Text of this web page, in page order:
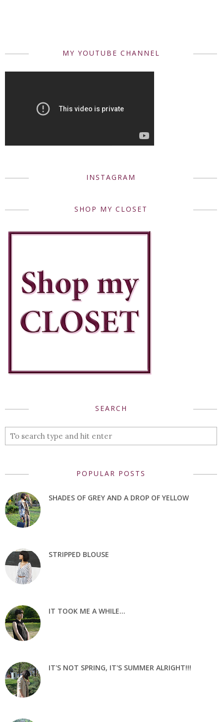
MY YOUTUBE CHANNEL
INSTAGRAM
SHOP MY CLOSET
SEARCH
POPULAR POSTS
SHADES OF GREY AND A DROP OF YELLOW
STRIPPED BLOUSE
IT TOOK ME A WHILE...
IT'S NOT SPRING, IT'S SUMMER ALRIGHT!!!